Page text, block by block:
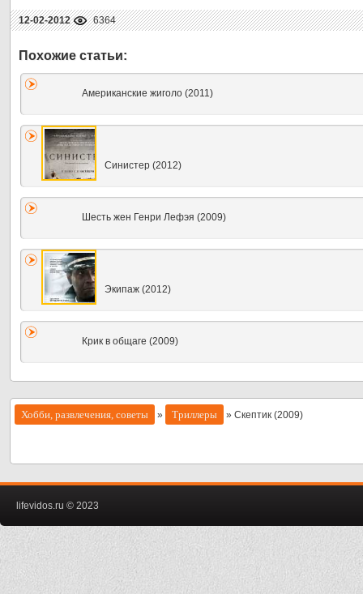
12-02-2012 6364
Американские жиголо (2011)
Синистер (2012)
Шесть жен Генри Лефэя (2009)
Экипаж (2012)
Крик в общаге (2009)
Хобби, развлечения, советы » Триллеры » Скептик (2009)
lifevidos.ru © 2023